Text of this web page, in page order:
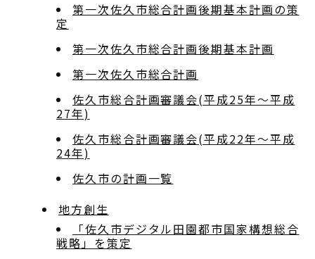
第一次佐久市総合計画後期基本計画の策
定
第一次佐久市総合計画後期基本計画
第一次佐久市総合計画
佐久市総合計画審議会(平成25年～平成
27年)
佐久市総合計画審議会(平成22年～平成
24年)
佐久市の計画一覧
地方創生
「佐久市デジタル田園都市国家構想総合
戦略」を策定